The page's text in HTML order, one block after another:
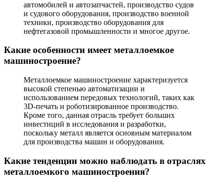
автомобилей и автозапчастей, производство судов
и судового оборудования, производство военной
техники, производство оборудования для
нефтегазовой промышленности и многое другое.
Какие особенности имеет металлоемкое
машиностроение?
Металлоемкое машиностроение характеризуется
высокой степенью автоматизации и
использованием передовых технологий, таких как
3D-печать и роботизированное производство.
Кроме того, данная отрасль требует больших
инвестиций в исследования и разработки,
поскольку металл является основным материалом
для производства машин и оборудования.
Какие тенденции можно наблюдать в отраслях
металлоемкого машиностроения?